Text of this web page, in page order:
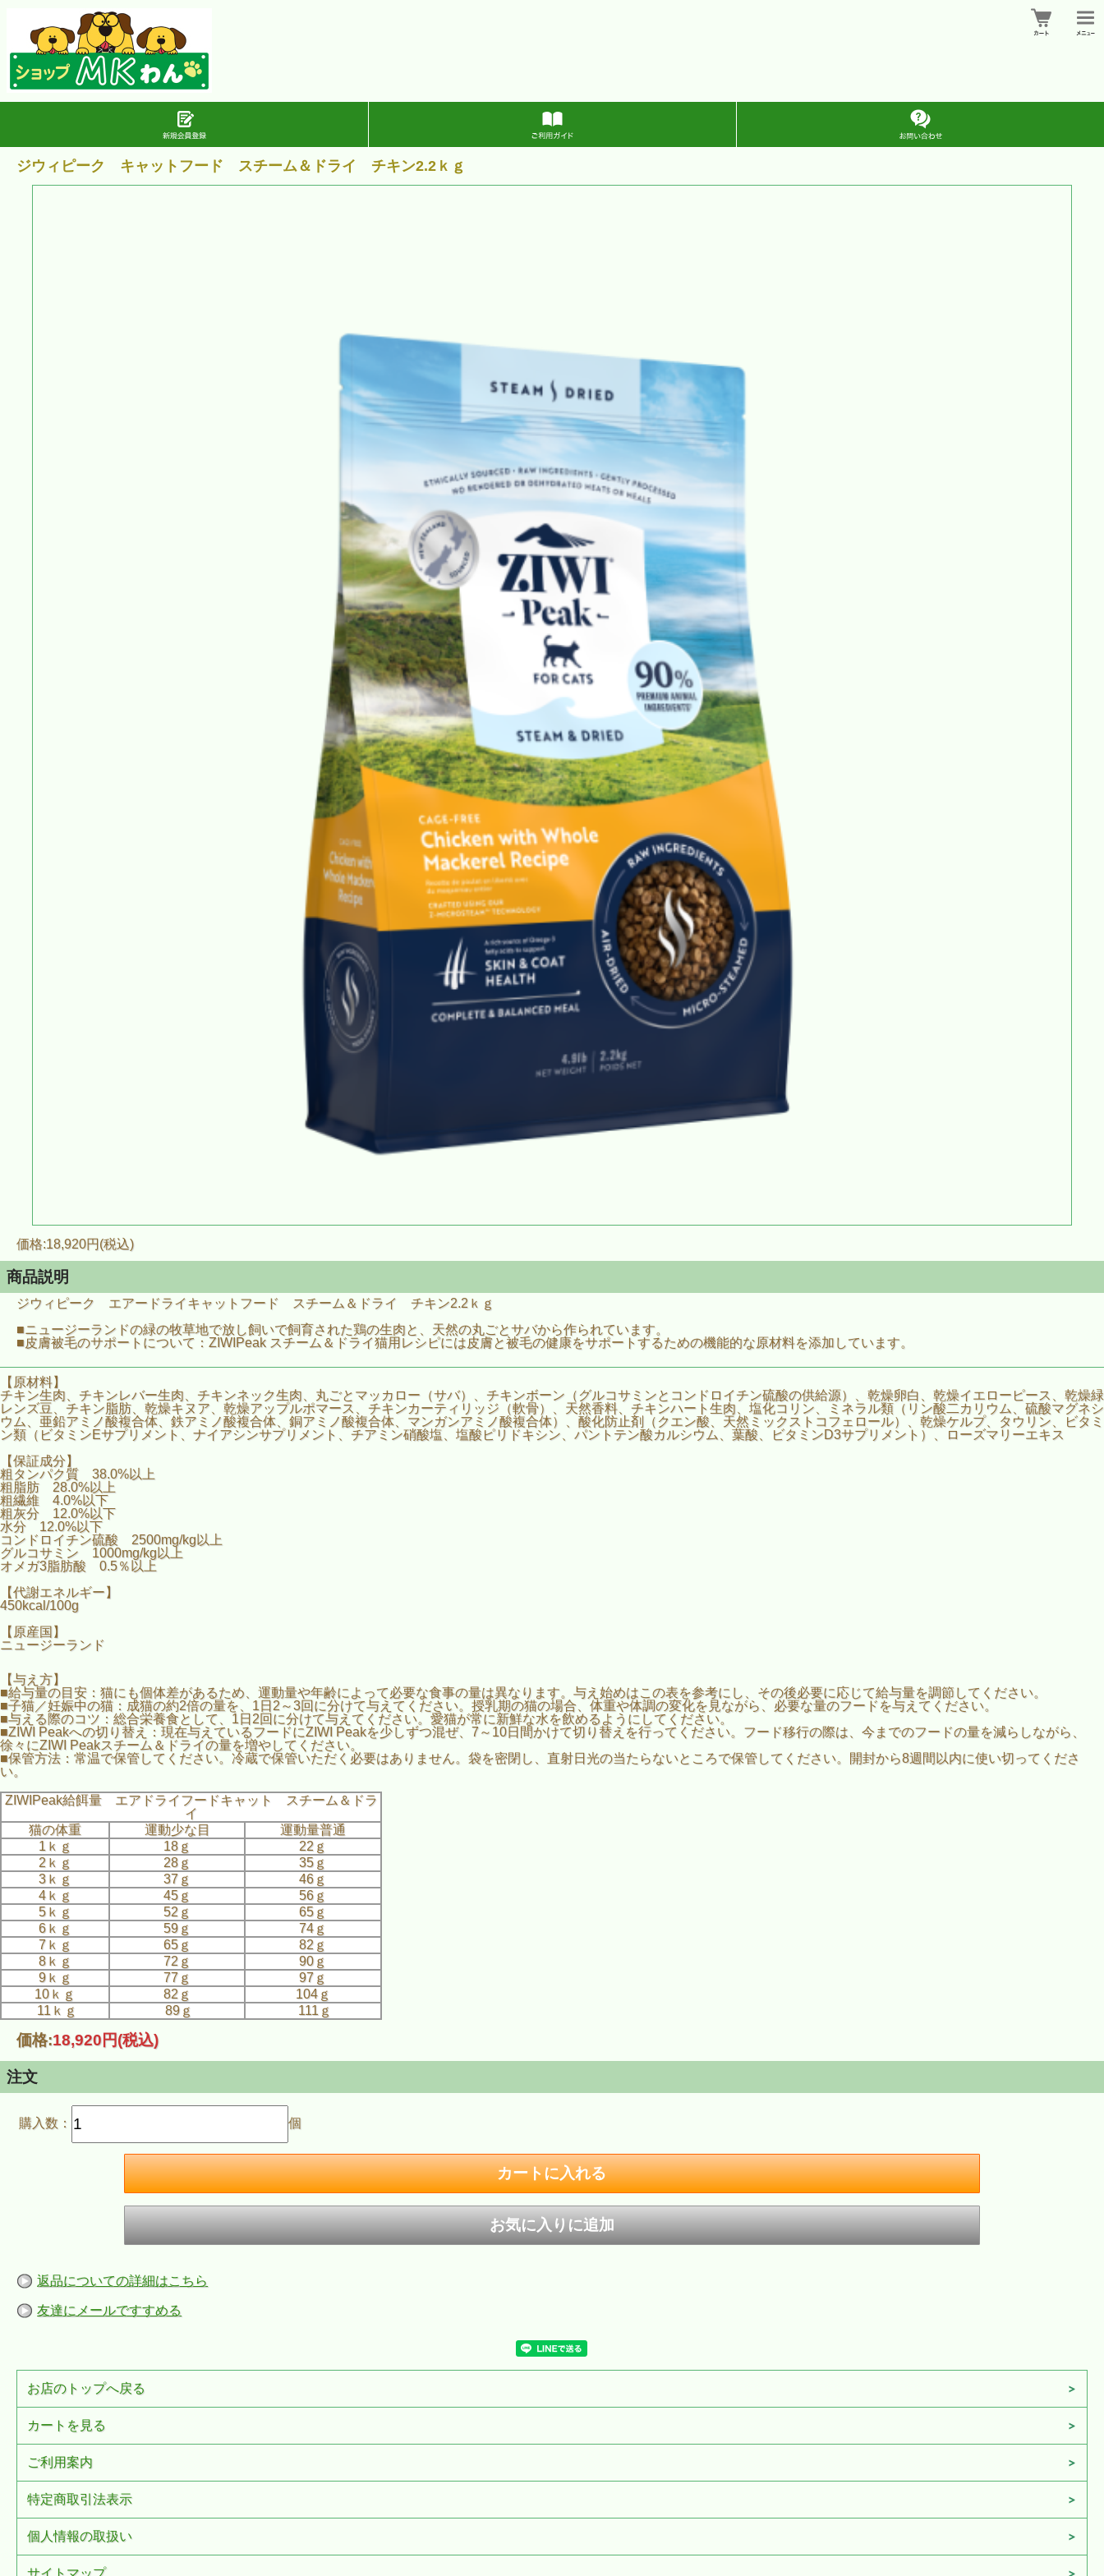
ジウィピーク キャットフード スチーム＆ドライ チキン2.2ｋｇ
価格:18,920円(税込)
商品説明
ジウィピーク エアードライキャットフード スチーム＆ドライ チキン2.2ｋｇ
■ニュージーランドの緑の牧草地で放し飼いで飼育された鶏の⽣⾁と、天然の丸ごとサバから作られています。
■皮膚被毛のサポートについて：ZIWIPeak スチーム＆ドライ猫用レシピには皮膚と被毛の健康をサポートするための機能的な原材料を添加しています。
【原材料】
チキン生肉、チキンレバー生肉、チキンネック生肉、丸ごとマッカロー（サバ）、チキンボーン（グルコサミンとコンドロイチン硫酸の供給源）、乾燥卵白、乾燥イエローピース、乾燥緑
レンズ豆、チキン脂肪、乾燥キヌア、乾燥アップルポマース、チキンカーティリッジ（軟骨）、天然香料、チキンハート生肉、塩化コリン、ミネラル類（リン酸二カリウム、硫酸マグネシ
ウム、亜鉛アミノ酸複合体、鉄アミノ酸複合体、銅アミノ酸複合体、マンガンアミノ酸複合体）、酸化防止剤（クエン酸、天然ミックストコフェロール）、乾燥ケルプ、タウリン、ビタミ
ン類（ビタミンEサプリメント、ナイアシンサプリメント、チアミン硝酸塩、塩酸ピリドキシン、パントテン酸カルシウム、葉酸、ビタミンD3サプリメント）、ローズマリーエキス
【保証成分】
粗タンパク質 38.0%以上
粗脂肪 28.0%以上
粗繊維 4.0%以下
粗灰分 12.0%以下
水分 12.0%以下
コンドロイチン硫酸 2500mg/kg以上
グルコサミン 1000mg/kg以上
オメガ3脂肪酸 0.5％以上
【代謝エネルギー】
450kcal/100g
【原産国】
ニュージーランド
【与え方】
■給与量の目安：猫にも個体差があるため、運動量や年齢によって必要な食事の量は異なります。与え始めはこの表を参考にし、その後必要に応じて給与量を調節してください。
■子猫／妊娠中の猫：成猫の約2倍の量を、1日2～3回に分けて与えてください。授乳期の猫の場合、体重や体調の変化を見ながら、必要な量のフードを与えてください。
■与える際のコツ：総合栄養食として、1日2回に分けて与えてください。愛猫が常に新鮮な水を飲めるようにしてください。
■ZIWI Peakへの切り替え：現在与えているフードにZIWI Peakを少しずつ混ぜ、7～10日間かけて切り替えを行ってください。フード移行の際は、今までのフードの量を減らしながら、
徐々にZIWI Peakスチーム＆ドライの量を増やしてください。
■保管方法：常温で保管してください。冷蔵で保管いただく必要はありません。袋を密閉し、直射日光の当たらないところで保管してください。開封から8週間以内に使い切ってくださ
い。
ZIWIPeak給餌量 エアドライフードキャット スチーム＆ドラ
イ
猫の体重
運動少な目
運動量普通
1ｋｇ
18ｇ
22ｇ
2ｋｇ
28ｇ
35ｇ
3ｋｇ
37ｇ
46ｇ
4ｋｇ
45ｇ
56ｇ
5ｋｇ
52ｇ
65ｇ
6ｋｇ
59ｇ
74ｇ
7ｋｇ
65ｇ
82ｇ
8ｋｇ
72ｇ
90ｇ
9ｋｇ
77ｇ
97ｇ
10ｋｇ
82ｇ
104ｇ
11ｋｇ
89ｇ 111ｇ
価格:18,920円(税込)
注文
購入数： 個
返品についての詳細はこちら
友達にメールですすめる
お店のトップへ戻る
カートを見る
ご利用案内
特定商取引法表示
個人情報の取扱い
サイトマップ